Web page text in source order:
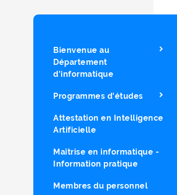
Bienvenue au
Département
d'informatique
Programmes d'études
Attestation en Intelligence
Artificielle
Maîtrise en informatique -
Information pratique
Membres du personnel